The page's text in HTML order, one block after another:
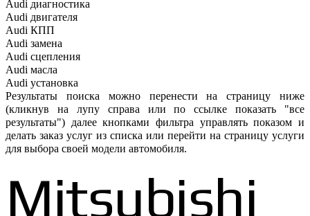
Audi диагностика
Audi двигателя
Audi КПП
Audi замена
Audi сцепления
Audi масла
Audi установка
Результаты поиска можно перенести на страницу ниже
(кликнув на лупу справа или по ссылке показать "все
результаты") далее кнопками фильтра управлять показом и
делать заказ услуг из списка или перейти на страницу услуги
для выбора своей модели автомобиля.
Mitsubishi